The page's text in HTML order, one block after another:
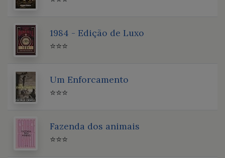
1984 - Edição de Luxo
⭐⭐⭐
Um Enforcamento
⭐⭐⭐
Fazenda dos animais
⭐⭐⭐